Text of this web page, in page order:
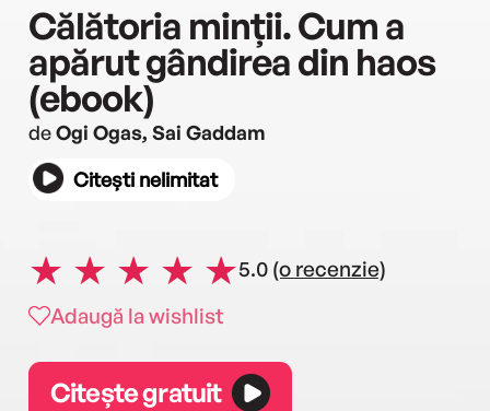
Călătoria minții. Cum a
apărut gândirea din haos
(ebook)
deOgi Ogas, Sai Gaddam
Citești nelimitat
5.0 (o recenzie)
Adaugă la wishlist
Citește gratuit